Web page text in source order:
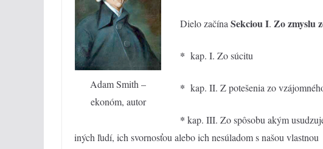
Adam Smith –
ekonóm, autor
Dielo začínaSekciou I. Zo zmyslu
* kap. I. Zo súcitu
* kap. II. Z potešenia zo
* kap. III. Zo spôsobu akým
iných ľudí, ich svornosťou alebo ich nesúladom s našou vlastnou